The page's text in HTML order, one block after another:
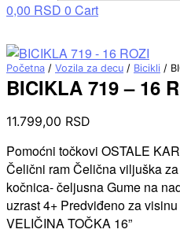
0,00 RSD 0 Cart
Početna / Vozila za decu / Bicikli /
BICIKLA 719 – 16
11.799,00 RSD
Pomoćni točkovi OSTALE
Čelični ram Čelična viljuška
kočnica- čeljusna Gume na
uzrast 4+ Predviđeno za
VELIČINA TOČKA 16”